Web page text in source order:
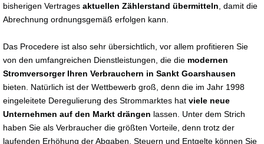
bisherigen Vertrages aktuellen Zählerstand übermitteln , damit die
Abrechnung ordnungsgemäß erfolgen kann.
Das Procedere ist also sehr übersichtlich, vor allem profitieren Sie
von den umfangreichen Dienstleistungen, die die modernen
Stromversorger Ihren Verbrauchern in Sankt Goarshausen
bieten. Natürlich ist der Wettbewerb groß, denn die im Jahr 1998
eingeleitete Deregulierung des Strommarktes hat viele neue
Unternehmen auf den Markt drängen lassen. Unter dem Strich
haben Sie als Verbraucher die größten Vorteile, denn trotz der
laufenden Erhöhung der Abgaben, Steuern und Entgelte können Sie